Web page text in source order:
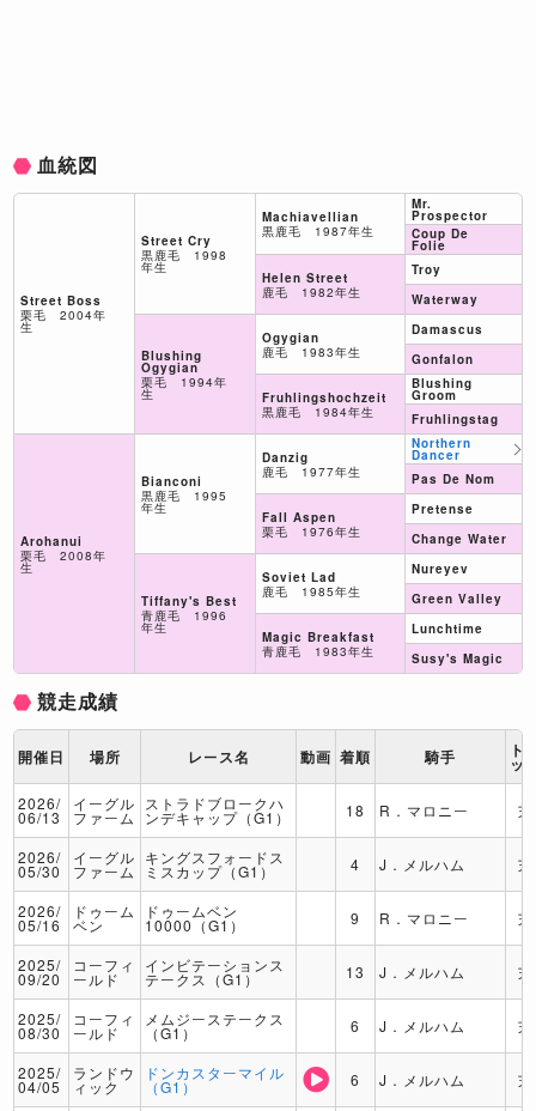
血統図
Street Boss
栗毛 2004年
生
Arohanui
栗毛 2008年
生
Street Cry
黒鹿毛 1998
年生
Blushing
Ogygian
栗毛 1994年
生
Bianconi
黒鹿毛 1995
年生
Tiffany's Best
青鹿毛 1996
年生
Machiavellian
黒鹿毛 1987年生
Helen Street
鹿毛 1982年生
Ogygian
鹿毛 1983年生
Fruhlingshochzeit
黒鹿毛 1984年生
Danzig
鹿毛 1977年生
Fall Aspen
栗毛 1976年生
Soviet Lad
鹿毛 1985年生
Magic Breakfast
青鹿毛 1983年生
Mr.
Prospector
Coup De
Folie
Troy
Waterway
Damascus
Gonfalon
Blushing
Groom
Fruhlingstag
Northern
Dancer
Pas De Nom
Pretense
Change Water
Nureyev
Green Valley
Lunchtime
Susy's Magic
競走成績
開催日 場所 レース名 動画 着順 騎手 ト
ッ
2026/
06/13
イーグル
ファーム
ストラドブロークハ
ンデキャップ（G1） 18 R．マロニー 芝
2026/
05/30
イーグル
ファーム
キングスフォードス
ミスカップ（G1） 4 J．メルハム 芝
2026/
05/16
ドゥーム
ベン
ドゥームベン
10000（G1） 9 R．マロニー 芝
2025/
09/20
コーフィ
ールド
インビテーションス
テークス（G1） 13 J．メルハム 芝
2025/
08/30
コーフィ
ールド
メムジーステークス
（G1） 6 J．メルハム 芝
2025/
04/05
ランドウ
ィック
ドンカスターマイル
（G1） 6 J．メルハム 芝